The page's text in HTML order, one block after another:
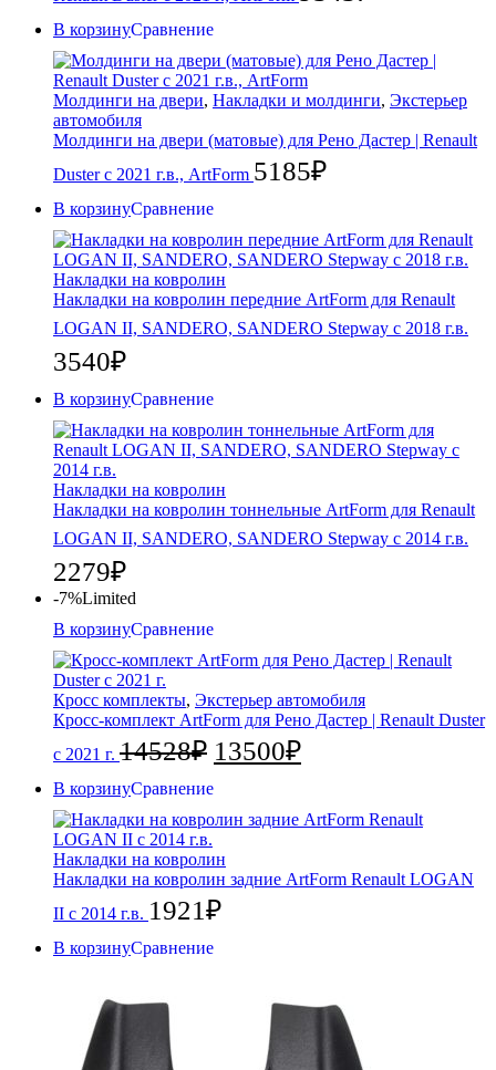
В корзинуСравнение
Молдинги на двери, Накладки и молдинги, Экстерьер
автомобиля
Молдинги на двери (матовые) для Рено Дастер | Renault
Duster с 2021 г.в., ArtForm 5185₽
В корзинуСравнение
Накладки на ковролин
Накладки на ковролин передние ArtForm для Renault
LOGAN II, SANDERO, SANDERO Stepway c 2018 г.в.
3540₽
В корзинуСравнение
Накладки на ковролин
Накладки на ковролин тоннельные ArtForm для Renault
LOGAN II, SANDERO, SANDERO Stepway с 2014 г.в.
2279₽
-7%Limited
В корзинуСравнение
Кросс комплекты, Экстерьер автомобиля
Кросс-комплект ArtForm для Рено Дастер | Renault Duster
с 2021 г. 14528₽ 13500₽
В корзинуСравнение
Накладки на ковролин
Накладки на ковролин задние ArtForm Renault LOGAN
II с 2014 г.в. 1921₽
В корзинуСравнение